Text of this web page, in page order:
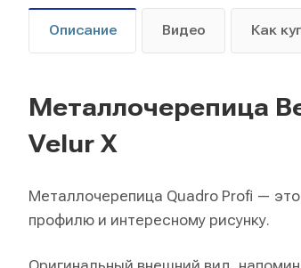
Описание Видео Как
Металлочерепица
Velur Х
Металлочерепица Quadro Profi —
профилю и интересному рисунку.